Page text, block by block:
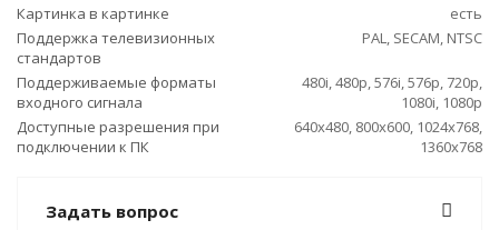
Картинка в картинке
есть
Поддержка телевизионных
стандартов
PAL, SECAM, NTSC
Поддерживаемые форматы
входного сигнала
480i, 480p, 576i, 576p, 720p,
1080i, 1080p
Доступные разрешения при
подключении к ПК
640x480, 800x600, 1024x768,
1360x768
Задать вопрос